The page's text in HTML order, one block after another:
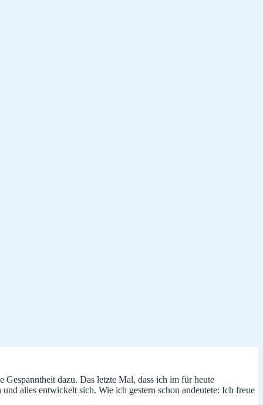
dazu. Das letzte Mal, dass ich im für heute
alles entwickelt sich. Wie ich gestern schon andeutete: Ich freue